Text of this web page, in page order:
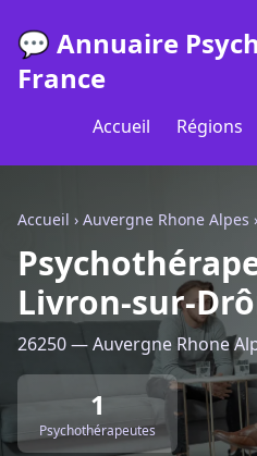
💬 Annuaire
France
Accueil Régions
Accueil › Auvergne Rhone Alpes ›
Livron-sur-
26250 — Auvergne Rhone
1
Psychothérapeutes